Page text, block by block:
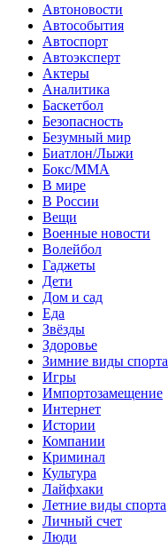
Автоновости
Автособытия
Автоспорт
Автоэксперт
Актеры
Аналитика
Баскетбол
Безопасность
Безумный мир
Биатлон/Лыжи
Бокс/MMA
В мире
В России
Вещи
Военные новости
Волейбол
Гаджеты
Дети
Дом и сад
Еда
Звёзды
Здоровье
Зимние виды спорта
Игры
Импортозамещение
Интернет
Истории
Компании
Криминал
Культура
Лайфхаки
Летние виды спорта
Личный счет
Люди